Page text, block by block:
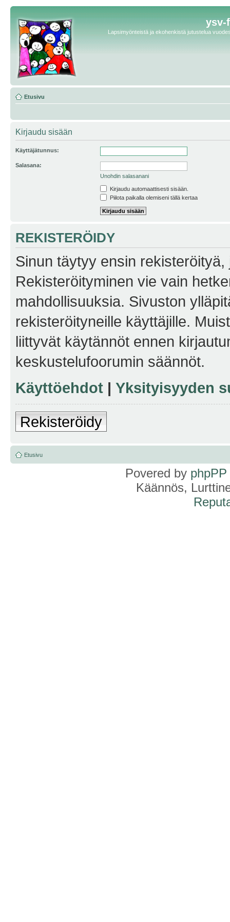
ysv-
Lapsimyönteistä ja ekohenkistä jutustelua
Etusivu
Kirjaudu sisään
Käyttäjätunnus:
Salasana:
Unohdin salasanani
Kirjaudu automaattisesti sisään.
Piilota paikalla olemiseni tällä kertaa
REKISTERÖIDY
Sinun täytyy ensin
Rekisteröityminen vie vain
mahdollisuuksia. Sivuston
rekisteröityneille käyttäjille.
liittyvät käytännöt ennen
keskustelufoorumin säännöt.
Käyttöehdot | Yksityisyyden
Rekisteröidy
Etusivu
Povered by phpPP
Käännös,